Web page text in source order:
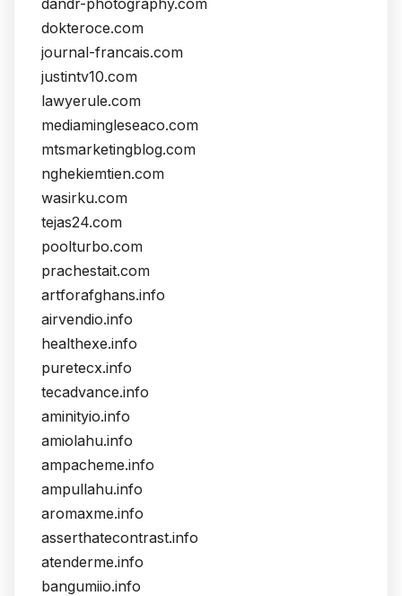
dandr-photography.com
dokteroce.com
journal-francais.com
justintv10.com
lawyerule.com
mediamingleseaco.com
mtsmarketingblog.com
nghekiemtien.com
wasirku.com
tejas24.com
poolturbo.com
prachestait.com
artforafghans.info
airvendio.info
healthexe.info
puretecx.info
tecadvance.info
aminityio.info
amiolahu.info
ampacheme.info
ampullahu.info
aromaxme.info
asserthatecontrast.info
atenderme.info
bangumiio.info